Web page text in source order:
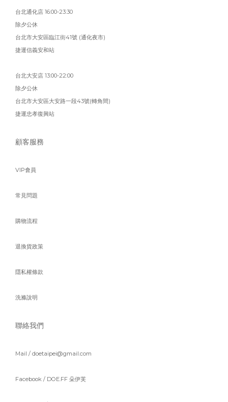
台北通化店 16:00-23:30
除夕公休
台北市大安區臨江街41號 (通化夜市)
捷運信義安和站
台北大安店 13:00-22:00
除夕公休
台北市大安區大安路一段43號(轉角間)
捷運忠孝復興站
顧客服務
VIP會員
常見問題
購物流程
退換貨政策
隱私權條款
洗滌說明
聯絡我們
Mail / doetaipei@gmail.com
Facebook / DOE.FF 朵伊芙